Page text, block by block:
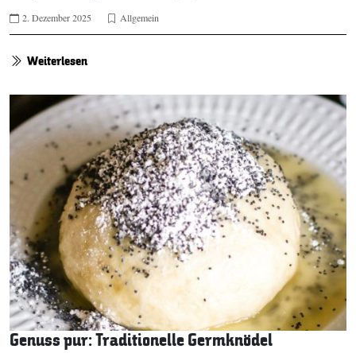
2. Dezember 2025 Allgemein
Weiterlesen
Genuss pur: Traditionelle Germknödel